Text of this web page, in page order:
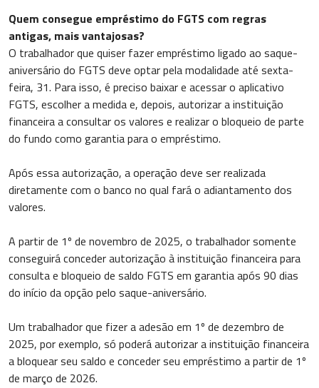
Quem consegue empréstimo do FGTS com regras
antigas, mais vantajosas?
O trabalhador que quiser fazer empréstimo ligado ao saque-
aniversário do FGTS deve optar pela modalidade até sexta-
feira, 31. Para isso, é preciso baixar e acessar o aplicativo
FGTS, escolher a medida e, depois, autorizar a instituição
financeira a consultar os valores e realizar o bloqueio de parte
do fundo como garantia para o empréstimo.
Após essa autorização, a operação deve ser realizada
diretamente com o banco no qual fará o adiantamento dos
valores.
A partir de 1º de novembro de 2025, o trabalhador somente
conseguirá conceder autorização à instituição financeira para
consulta e bloqueio de saldo FGTS em garantia após 90 dias
do início da opção pelo saque-aniversário.
Um trabalhador que fizer a adesão em 1º de dezembro de
2025, por exemplo, só poderá autorizar a instituição financeira
a bloquear seu saldo e conceder seu empréstimo a partir de 1º
de março de 2026.